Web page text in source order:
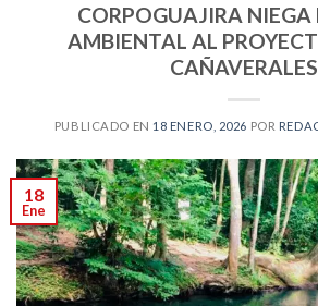
CORPOGUAJIRA NIEGA
AMBIENTAL AL
CAÑAVERALES
PUBLICADO EN 18 ENERO, 2026 POR
18
Ene